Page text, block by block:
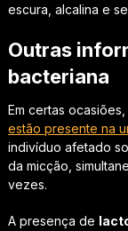
escura, alcalina e
Outras
bacteriana
Em certas
estão presente na
indivíduo afetado
da micção,
vezes.
A presença de